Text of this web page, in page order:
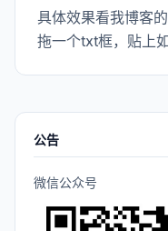
具体效果看我博客
拖一个txt框，贴上如
公告
微信公众号